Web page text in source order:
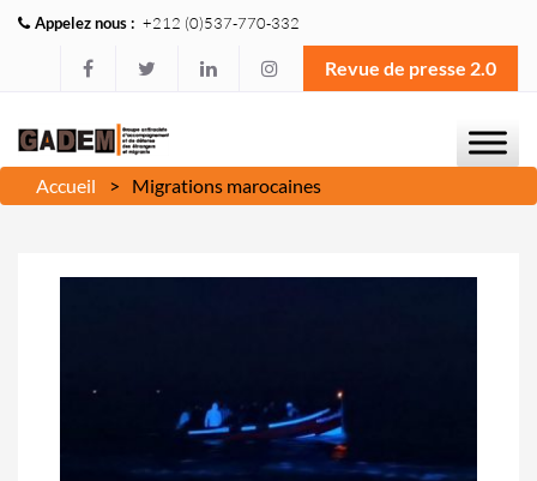
Appelez nous : +212 (0)537-770-332
Revue de presse 2.0
Accueil Migrations marocaines